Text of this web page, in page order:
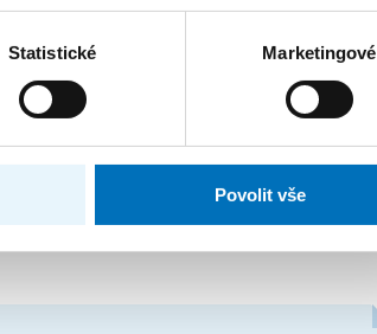
Statistické Marketingové
Povolit vše
spojení s IEEE Young Professionals.
YP a sponzory.